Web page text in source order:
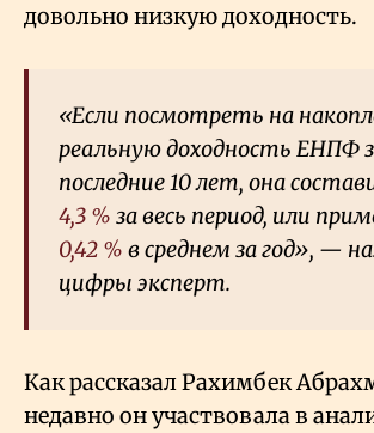
довольно низкую доходность.
«Если посмотреть на
реальную доходность ЕНПФ
последние 10 лет, она
4,3 % за весь период, или
0,42 % в среднем за год», —
цифры эксперт.
Как рассказал Рахимбек
недавно он участвовала в